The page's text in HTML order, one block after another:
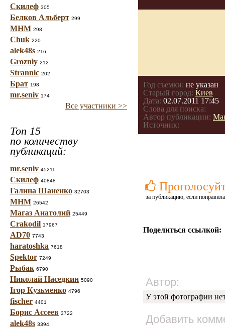
Скилеф 305
Белков Альберт 299
МНМ 298
Chuk 220
alek48s 216
Grozniy 212
Strannic 202
Брат 198
mr.seniv 174
Все участники >>
Топ 15
по количеству
публикаций:
mr.seniv 45211
Скилеф 40848
Галина Шаненко 32703
МНМ 26542
Магаз Анатолий 25449
Crakodil 17967
AD70 7743
haratoshka 7618
Spektor 7249
Рыбак 6790
Николай Наседкин 5090
Ігор Кузьменко 4796
fischer 4401
Борис Ассеев 3722
alek48s 3394
Год съемки: не указан
Старый город: Киев
Дата: 02.07.2011 17:45
Слова для поиска:
Автор публикации:
Источник:
за публикацию, если
Поделиться ссылкой:
Автор:
У этой фотографии
Добавить